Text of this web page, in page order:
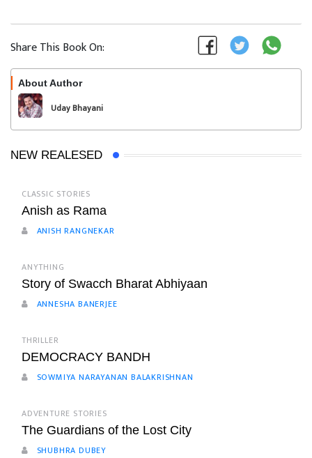
Share This Book On:
About Author
Uday Bhayani
NEW REALESED
CLASSIC STORIES
Anish as Rama
ANISH RANGNEKAR
ANYTHING
Story of Swacch Bharat Abhiyaan
ANNESHA BANERJEE
THRILLER
DEMOCRACY BANDH
SOWMIYA NARAYANAN BALAKRISHNAN
ADVENTURE STORIES
The Guardians of the Lost City
SHUBHRA DUBEY